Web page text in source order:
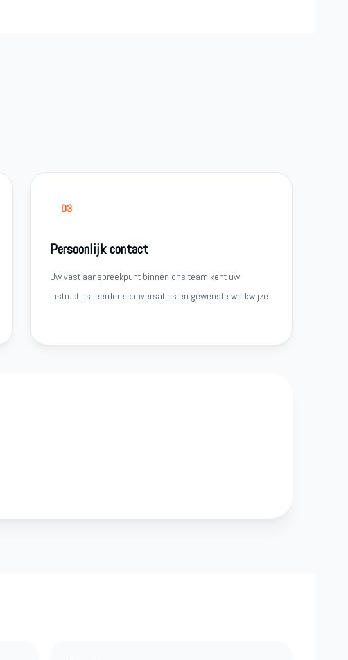
03
Persoonlijk contact
Uw vast aanspreekpunt binnen ons team kent uw
instructies, eerdere conversaties en gewenste werkwijze.